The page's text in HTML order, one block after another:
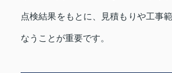
点検結果をもとに、見積もりや工事
なうことが重要です。